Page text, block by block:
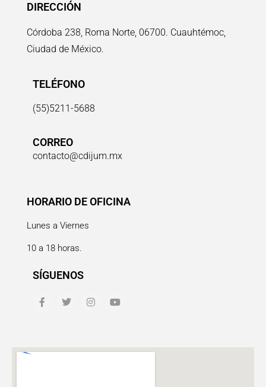
DIRECCIÓN
Córdoba 238, Roma Norte, 06700. Cuauhtémoc,
Ciudad de México.
TELÉFONO
(55)5211-5688
CORREO
contacto@cdijum.mx
HORARIO DE OFICINA
Lunes a Viernes
10 a 18 horas.
SÍGUENOS